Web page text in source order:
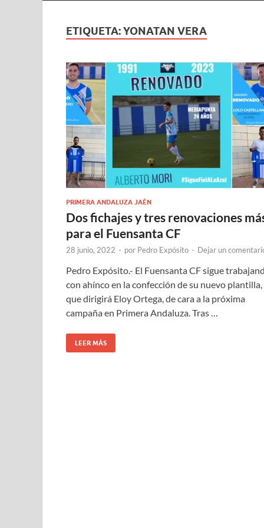
ETIQUETA:YONATAN VERA
PRIMERA ANDALUZA JAÉN
Dos fichajes y tres renovaciones
para el Fuensanta CF
28 junio, 2022 - por Pedro Expósito - Dejar un
Pedro Expósito.- El Fuensanta CF sigue
con ahínco en la confección de su nuevo plantilla,
que dirigirá Eloy Ortega, de cara a la próxima
campaña en Primera Andaluza. Tras …
LEER MÁS